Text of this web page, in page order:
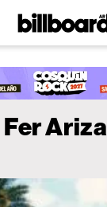
Billboard
Fer Ariza